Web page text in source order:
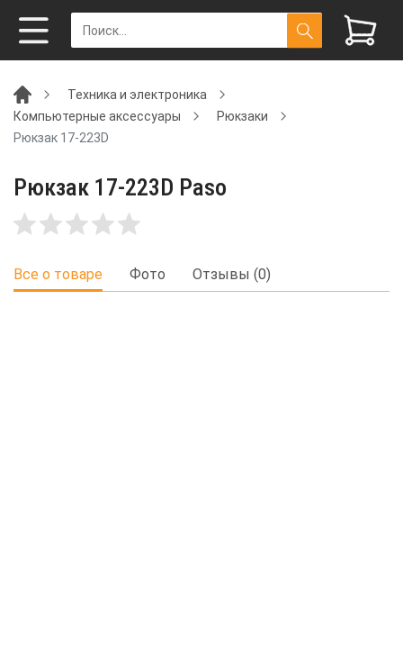
Техника и электроника
Компьютерные аксессуары
Рюкзаки
Рюкзак 17-223D
Рюкзак 17-223D Paso
Все о товаре Фото Отзывы (0)